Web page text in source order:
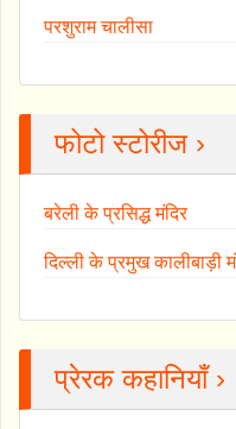
परशुराम चालीसा
फोटो स्टोरीज ›
बरेली के प्रसिद्ध मंदिर
दिल्ली के प्रमुख कालीबाड़ी
प्रेरक कहानियाँ ›